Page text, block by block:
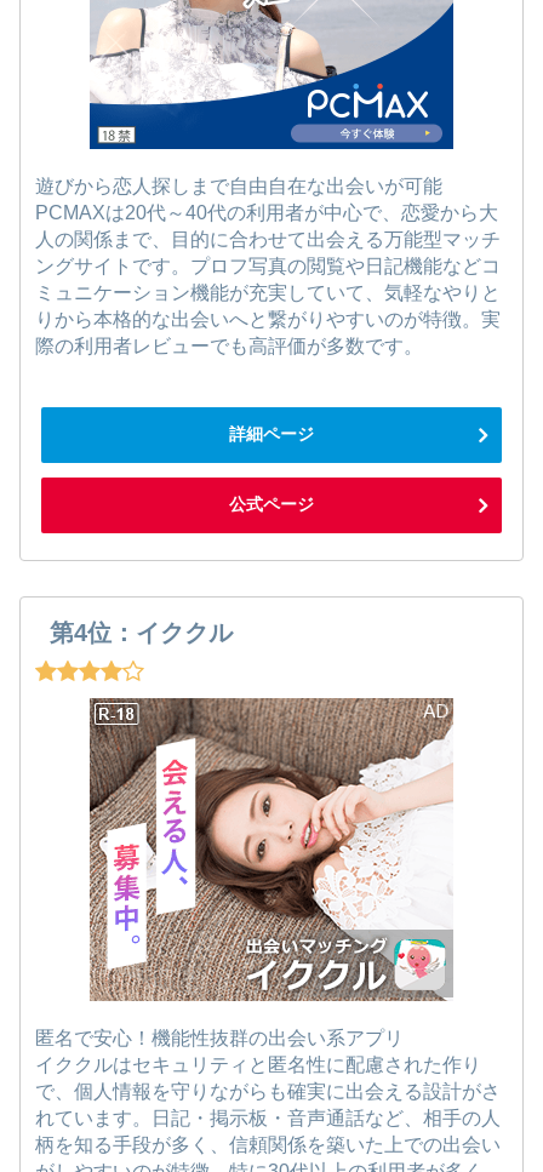
遊びから恋人探しまで自由自在な出会いが可能
PCMAXは20代～40代の利用者が中心で、恋愛から大
人の関係まで、目的に合わせて出会える万能型マッチ
ングサイトです。プロフ写真の閲覧や日記機能などコ
ミュニケーション機能が充実していて、気軽なやりと
りから本格的な出会いへと繋がりやすいのが特徴。実
際の利用者レビューでも高評価が多数です。
詳細ページ
公式ページ
第4位：イククル
匿名で安心！機能性抜群の出会い系アプリ
イククルはセキュリティと匿名性に配慮された作り
で、個人情報を守りながらも確実に出会える設計がさ
れています。日記・掲示板・音声通話など、相手の人
柄を知る手段が多く、信頼関係を築いた上での出会い